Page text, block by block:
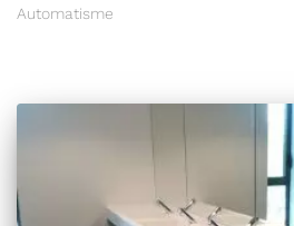
Automatisme